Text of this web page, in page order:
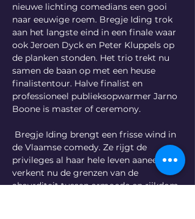
nieuwe lichting comedians een gooi
naar eeuwige roem. Bregje Iding trok
aan het langste eind in een finale waar
ook Jeroen Dyck en Peter Kluppels op
de planken stonden. Het trio trekt nu
samen de baan op met een heuse
finalistentour. Halve finalist en
professioneel publieksopwarmer Jarno
Boone is master of ceremony.
de Vlaamse comedy. Ze rijgt de
privileges al haar hele leven aaneen en
verkent nu de grenzen van de
absurditeit tussen armoede en rijkdom.